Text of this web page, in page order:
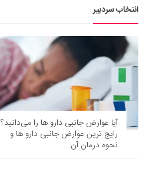
انتخاب سردبیر
آیا عوارض جانبی دارو ها را می‌دانید؟
رایج ترین عوارض جانبی دارو ها و
نحوه درمان آن